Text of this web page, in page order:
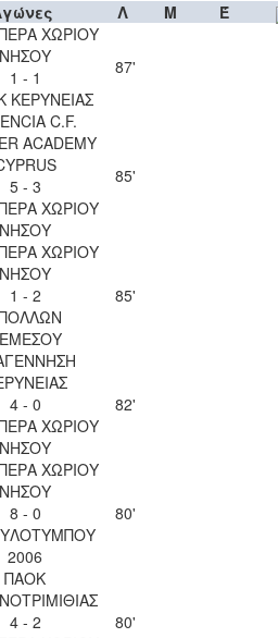
Λ Μ
Έ
ΧΩΡΙΟΥ
ΝΗΣΟΥ
1 - 1
ΚΕΡΥΝΕΙΑΣ
87'
C.F.
ACADEMY
5 - 3
ΧΩΡΙΟΥ
ΝΗΣΟΥ
85'
ΧΩΡΙΟΥ
ΝΗΣΟΥ
1 - 2
85'
4 - 0
ΧΩΡΙΟΥ
ΝΗΣΟΥ
82'
ΧΩΡΙΟΥ
ΝΗΣΟΥ
8 - 0
2006
80'
ΠΑΟΚ
4 - 2
80'